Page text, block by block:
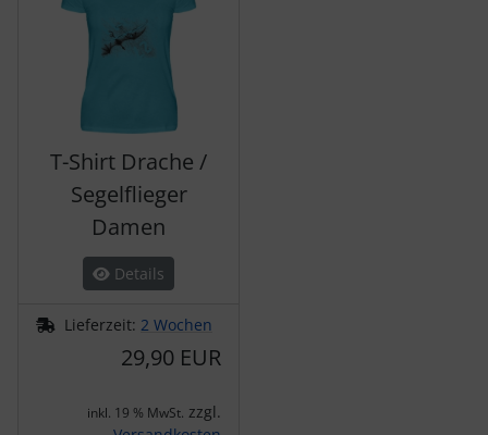
T-Shirt Drache /
Segelflieger
Damen
Details
Lieferzeit: 2 Wochen
29,90 EUR
inkl. 19 % MwSt. zzgl.